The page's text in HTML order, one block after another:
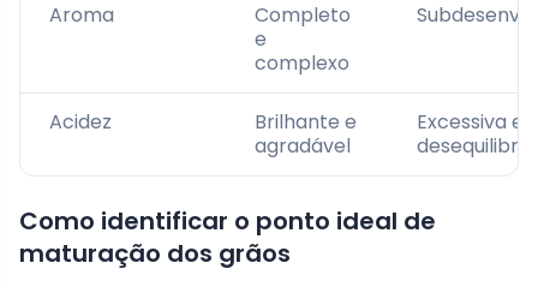
Aroma
Completo
e
complexo
Acidez
Brilhante e
agradável
Excessiva e
Como identificar o ponto ideal de
maturação dos grãos